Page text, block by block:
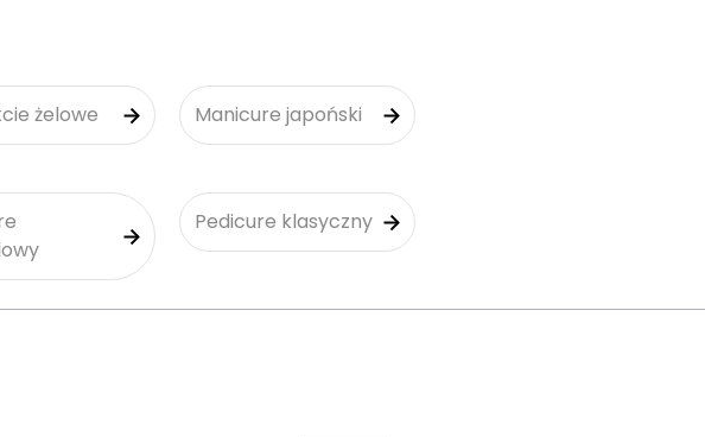
żelowe Manicure japoński
Pedicure klasyczny